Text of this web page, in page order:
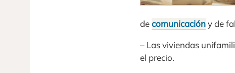
decomunicacióny de
– Las viviendas
el precio.